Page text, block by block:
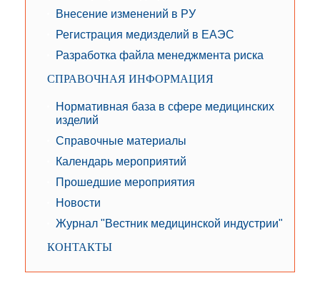
Внесение изменений в РУ
Регистрация медизделий в ЕАЭС
Разработка файла менеджмента риска
СПРАВОЧНАЯ ИНФОРМАЦИЯ
Нормативная база в сфере медицинских
изделий
Справочные материалы
Календарь мероприятий
Прошедшие мероприятия
Новости
Журнал "Вестник медицинской индустрии"
КОНТАКТЫ